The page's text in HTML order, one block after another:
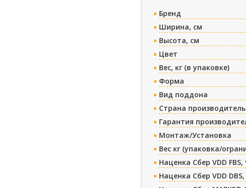
Бренд
Ширина, см
Высота, см
Цвет
Вес, кг (в упаковке)
Форма
Вид поддона
Страна производитель
Гарантия
Монтаж/Установка
Вес кг (упаковка/
Наценка Сбер VDD FBS,
Наценка Сбер VDD DBS,